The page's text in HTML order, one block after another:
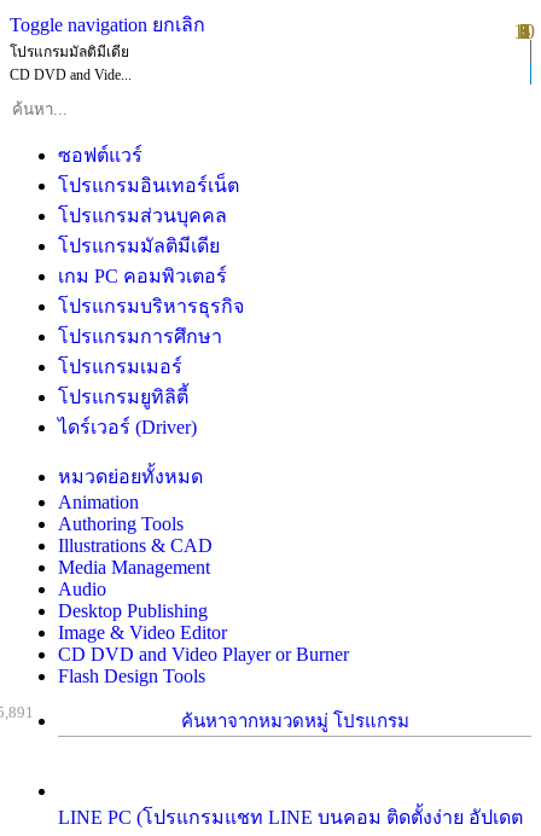
Toggle navigation ยกเลิก
โปรแกรมมัลติมีเดีย
CD DVD and Vide...
ซอฟต์แวร์
โปรแกรมอินเทอร์เน็ต
โปรแกรมส่วนบุคคล
โปรแกรมมัลติมีเดีย
เกม PC คอมพิวเตอร์
โปรแกรมบริหารธุรกิจ
โปรแกรมการศึกษา
โปรแกรมเมอร์
โปรแกรมยูทิลิตี้
ไดร์เวอร์ (Driver)
หมวดย่อยทั้งหมด
Animation
Authoring Tools
Illustrations & CAD
Media Management
Audio
Desktop Publishing
Image & Video Editor
CD DVD and Video Player or Burner
Flash Design Tools
ค้นหาจากหมวดหมู่ โปรแกรม
LINE PC (โปรแกรมแชท LINE บนคอม ติดตั้งง่าย อัปเดต
1
2
3
4
5
6
7
8
9
10